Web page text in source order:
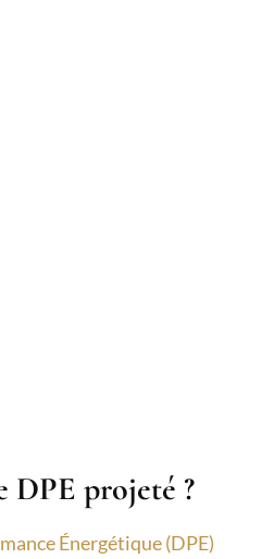
DPE projeté ?
Énergétique (DPE)